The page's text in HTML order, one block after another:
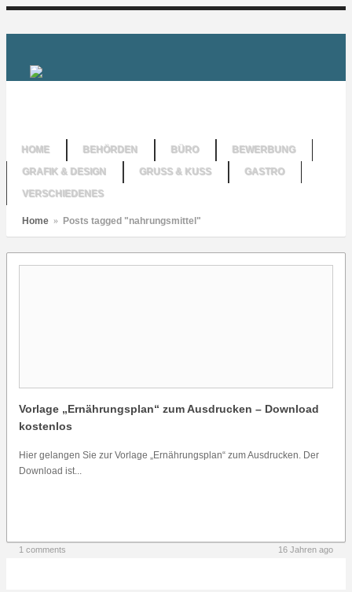
HOME BEHÖRDEN BÜRO
BEWERBUNG
GRAFIK & DESIGN
GRUSS & KUSS
GASTRO
VERSCHIEDENES
Home » Posts tagged "nahrungsmittel"
Vorlage „Ernährungsplan“ zum Ausdrucken – Download
kostenlos
Hier gelangen Sie zur Vorlage „Ernährungsplan“ zum Ausdrucken. Der
Download ist...
1 comments 16 Jahren ago